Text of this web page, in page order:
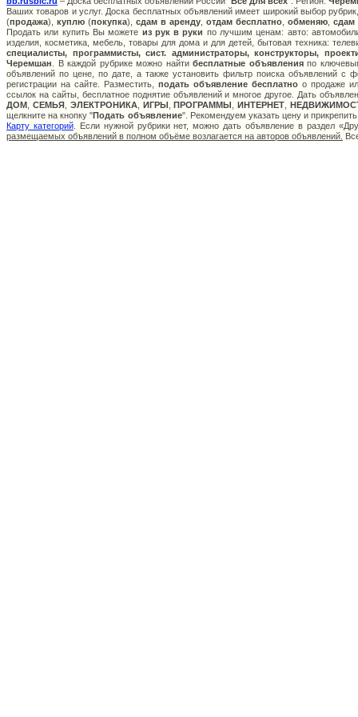
Ваших товаров и услуг. Доска бесплатных объявлений имеет широкий выбор
(продажа), куплю (покупка), сдам в аренду отдам бесплатно обменяю сдам
Продать или купить Вы можете из рук в руки по лучшим ценам: авто:
изделия, косметика, мебель, товары для дома и для детей, бытовая техника:
специалисты, программисты, сист. администраторы, конструкторы,
Черемшан . В каждой рубрике можно найти бесплатные объявленияпо ключевым
объявлений по цене, по дате, а также установить фильтр поиска объявлений с
регистрации на сайте. Разместить, подать объявление бесплатно о продаже
ссылок на сайты, бесплатное поднятие объявлений и многое другое. Дать
ДОМ СЕМЬЯ, ЭЛЕКТРОНИКА, ИГРЫ ,ПРОГРАММЫ ,ИНТЕРНЕТ ,
щелкните на кнопку "Подать объявление". Рекомендуем указать цену и
Карту категорий. Если нужной рубрики нет, можно дать объявление в раздел
размещаемых объявлений в полном объёме возлагается на авторов объявлений.